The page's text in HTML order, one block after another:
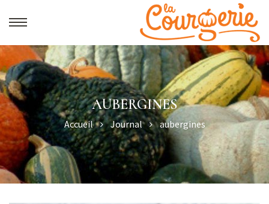
AUBERGINES
Accueil Journal aubergines